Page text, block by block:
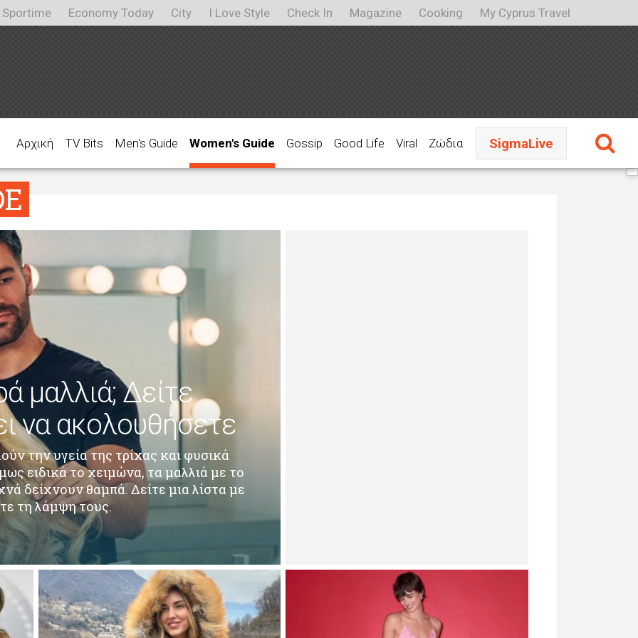
Sportime Economy Today City I Love Style Check In Magazine Cooking My Cyprus Travel
Αρχική TV Bits Men's Guide Women's Guide Gossip Good Life Viral Ζώδια SigmaLive
μαλλιά; Δείτε
να ακολουθήσετε
την υγεία της τρίχας και φυσικά
ειδικά το χειμώνα, τα μαλλιά με το
δείχνουν θαμπά. Δείτε μια λίστα με
τη λάμψη τους.